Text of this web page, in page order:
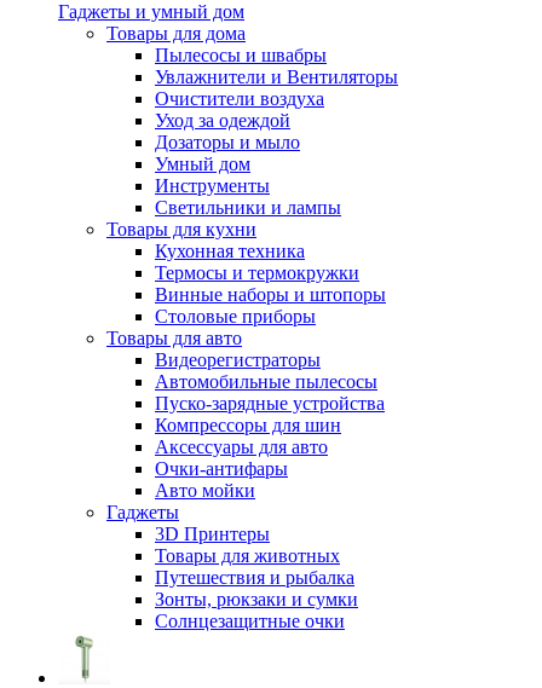
Гаджеты и умный дом
Товары для дома
Пылесосы и швабры
Увлажнители и Вентиляторы
Очистители воздуха
Уход за одеждой
Дозаторы и мыло
Умный дом
Инструменты
Светильники и лампы
Товары для кухни
Кухонная техника
Термосы и термокружки
Винные наборы и штопоры
Столовые приборы
Товары для авто
Видеорегистраторы
Автомобильные пылесосы
Пуско-зарядные устройства
Компрессоры для шин
Аксессуары для авто
Очки-антифары
Авто мойки
Гаджеты
3D Принтеры
Товары для животных
Путешествия и рыбалка
Зонты, рюкзаки и сумки
Солнцезащитные очки